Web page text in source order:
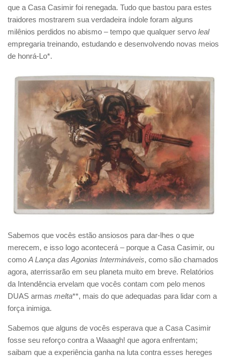
que a Casa Casimir foi renegada. Tudo que bastou para estes
traidores mostrarem sua verdadeira índole foram alguns
milênios perdidos no abismo – tempo que qualquer servo leal
empregaria treinando, estudando e desenvolvendo novas meios
de honrá-Lo*.
Sabemos que vocês estão ansiosos para dar-lhes o que
merecem, e isso logo acontecerá – porque a Casa Casimir, ou
como A Lança das Agonias Intermináveis, como são chamados
agora, aterrissarão em seu planeta muito em breve. Relatórios
da Intendência ervelam que vocês contam com pelo menos
DUAS armas melta**, mais do que adequadas para lidar com a
força inimiga.
Sabemos que alguns de vocês esperava que a Casa Casimir
fosse seu reforço contra a Waaagh! que agora enfrentam;
saibam que a experiência ganha na luta contra esses hereges